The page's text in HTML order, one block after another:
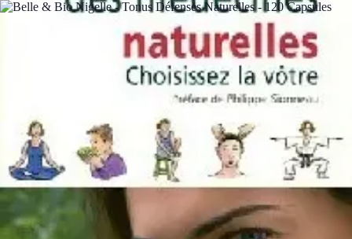
Solutions Insomnie
Pratiques de Méditation
Méditation et
Plantes MédicinalesComprendre l'Insomnie
Solutions Insomnie